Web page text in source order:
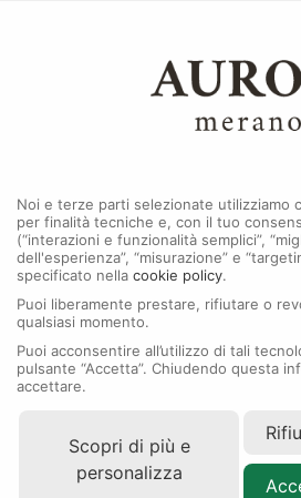
Noi e terze parti selezionate utilizziamo
per finalità tecniche e, con il tuo
(“interazioni e funzionalità semplici”,
dell'esperienza”, “misurazione” e
specificato nella cookie policy.
Puoi liberamente prestare, rifiutare o
qualsiasi momento.
Puoi acconsentire all’utilizzo di tali
pulsante “Accetta”. Chiudendo questa
accettare.
Scopri di più e
personalizza